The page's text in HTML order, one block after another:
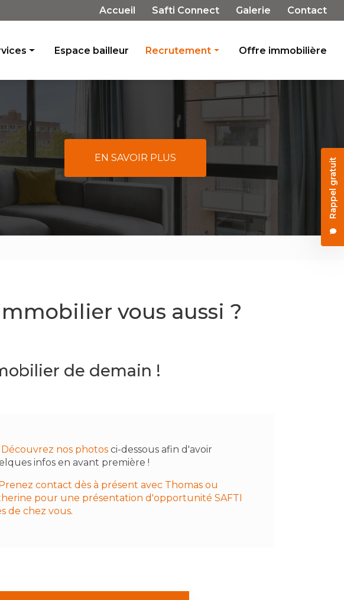
Navigation secondaire
Accueil Safti Connect Galerie Contact
Rappel gratuit
Espace bailleur Recrutement Offre immobilière
EN SAVOIR PLUS
vous aussi ?
de demain !
Découvrez nos photos ci-dessous afin d'avoir
infos en avant première !
Prenez contact dès à présent avec Thomas ou
pour une présentation d'opportunité SAFTI
de chez vous.